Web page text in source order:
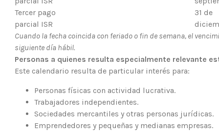
Tercer pago
parcial ISR
31 de
Cuando la fecha coincida con feriado o fin de semana, el
siguiente día hábil.
Personas a quienes resulta especialmente relevante
Este calendario resulta de particular interés para:
Personas físicas con actividad lucrativa.
Trabajadores independientes.
Sociedades mercantiles y otras personas jurídicas.
Emprendedores y pequeñas y medianas empresas.